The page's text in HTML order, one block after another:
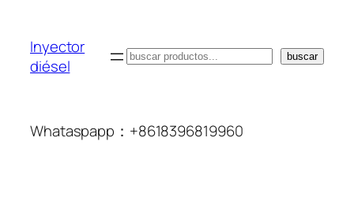
Inyector
diésel
搜
buscar
Whataspapp：+8618396819960